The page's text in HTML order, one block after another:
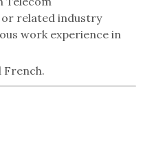
related industry
work experience in
French.